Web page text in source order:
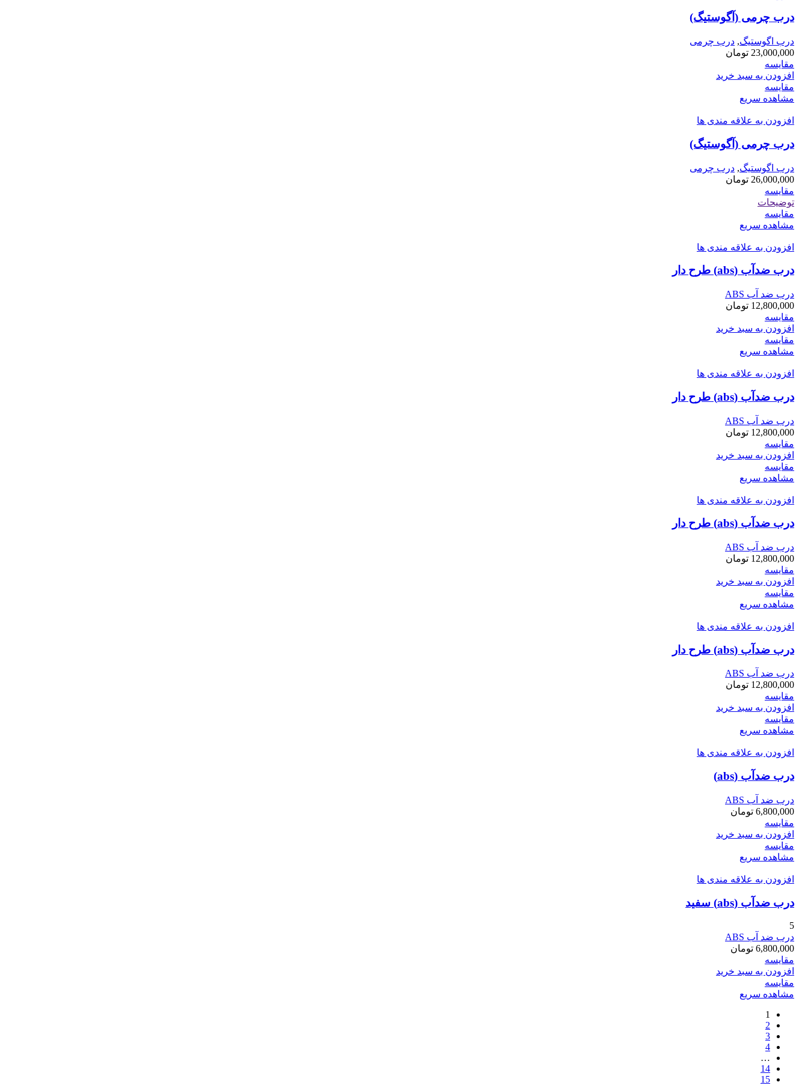
درب چرمی (آگوستیگ)
درب اگوستیگ, درب چرمی
23,000,000 تومان
مقایسه
افزودن به سبد خرید
مقایسه
مشاهده سریع
افزودن به علاقه مندی ها
درب چرمی (آگوستیگ)
درب اگوستیگ, درب چرمی
26,000,000 تومان
مقایسه
توضیحات
مقایسه
مشاهده سریع
افزودن به علاقه مندی ها
درب ضدآب (abs) طرح دار
درب ضد آب ABS
12,800,000 تومان
مقایسه
افزودن به سبد خرید
مقایسه
مشاهده سریع
افزودن به علاقه مندی ها
درب ضدآب (abs) طرح دار
درب ضد آب ABS
12,800,000 تومان
مقایسه
افزودن به سبد خرید
مقایسه
مشاهده سریع
افزودن به علاقه مندی ها
درب ضدآب (abs) طرح دار
درب ضد آب ABS
12,800,000 تومان
مقایسه
افزودن به سبد خرید
مقایسه
مشاهده سریع
افزودن به علاقه مندی ها
درب ضدآب (abs) طرح دار
درب ضد آب ABS
12,800,000 تومان
مقایسه
افزودن به سبد خرید
مقایسه
مشاهده سریع
افزودن به علاقه مندی ها
درب ضدآب (abs)
درب ضد آب ABS
6,800,000 تومان
مقایسه
افزودن به سبد خرید
مقایسه
مشاهده سریع
افزودن به علاقه مندی ها
درب ضدآب (abs) سفید
5
درب ضد آب ABS
6,800,000 تومان
مقایسه
افزودن به سبد خرید
مقایسه
مشاهده سریع
1
2
3
4
…
14
15